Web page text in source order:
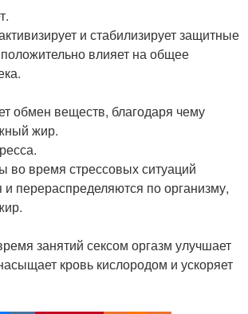
и стабилизирует защитные
влияет на общее
обмен веществ, благодаря чему
жир.
во время стрессовых ситуаций
перераспределяются по организму,
занятий сексом оргазм улучшает
кровь кислородом и ускоряет